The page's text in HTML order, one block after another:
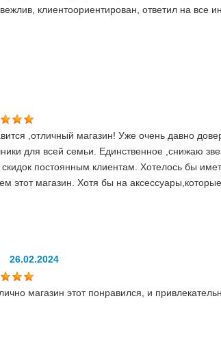
клиентоориентирован, ответил на все
,отличный магазин! Уже очень давно
для всей семьи. Единственное ,снижаю
постоянным клиентам. Хотелось бы
этот магазин. Хотя бы на
26.02.2024
магазин этот понравился, и